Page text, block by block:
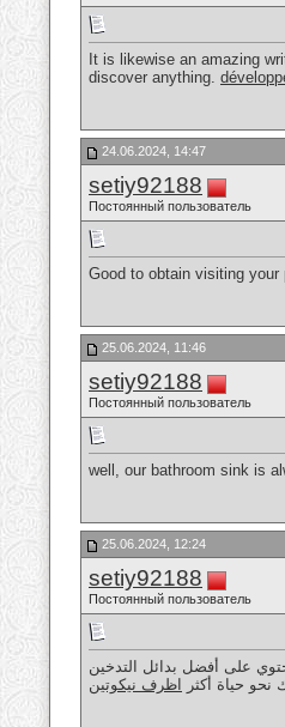
It is likewise an amazing
discover anything.
24.06.2024, 14:47
setiy92188
Постоянный пользователь
Good to obtain visiting
25.06.2024, 11:46
setiy92188
Постоянный пользователь
well, our bathroom sink is
25.06.2024, 12:24
setiy92188
Постоянный пользователь
على أفضل بدائل التدخين
نحو حياة أكثر
اظرف نيكوتين